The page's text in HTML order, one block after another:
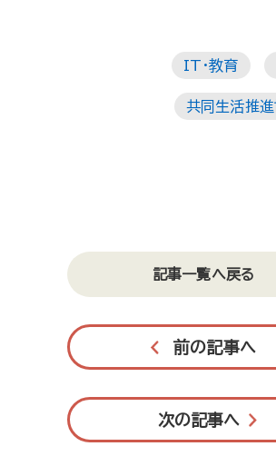
IT・教育
共同生活推
記事一覧へ戻る
前の記事へ
次の記事へ